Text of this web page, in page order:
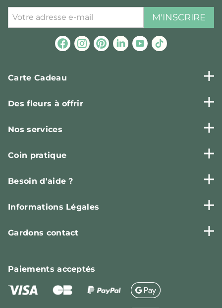
M'INSCRIRE
Carte Cadeau
Des fleurs à offrir
Nos services
Coin pratique
Besoin d'aide ?
Informations Légales
Gardons contact
Paiementsacceptés